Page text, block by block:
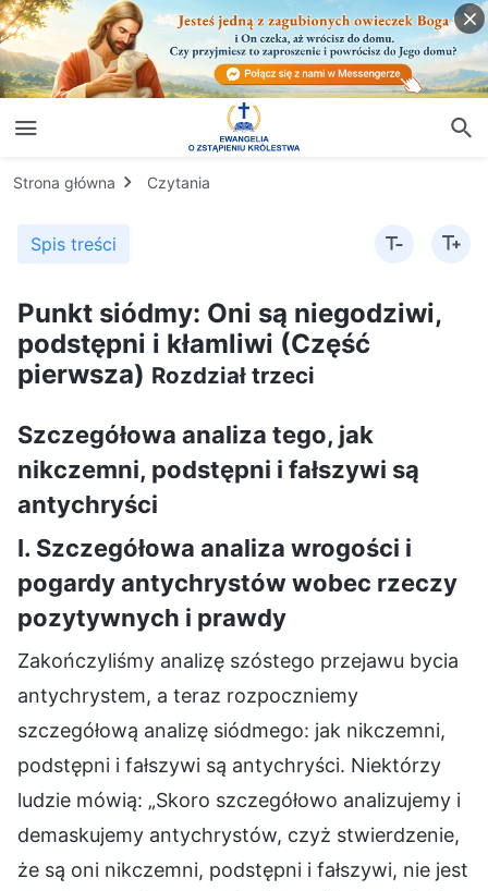
Strona główna Czytania
Spis treści
Punkt siódmy: Oni są niegodziwi,
podstępni i kłamliwi (Część
pierwsza) Rozdział trzeci
Szczegółowa analiza tego, jak
nikczemni, podstępni i fałszywi są
antychryści
I. Szczegółowa analiza wrogości i
pogardy antychrystów wobec rzeczy
pozytywnych i prawdy
Zakończyliśmy analizę szóstego przejawu bycia
antychrystem, a teraz rozpoczniemy
szczegółową analizę siódmego: jak nikczemni,
podstępni i fałszywi są antychryści. Niektórzy
ludzie mówią: „Skoro szczegółowo analizujemy i
demaskujemy antychrystów, czyż stwierdzenie,
że są oni nikczemni, podstępni i fałszywi, nie jest